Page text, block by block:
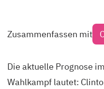
Zusammenfassen mit
Die aktuelle Prognose
Wahlkampf lautet: